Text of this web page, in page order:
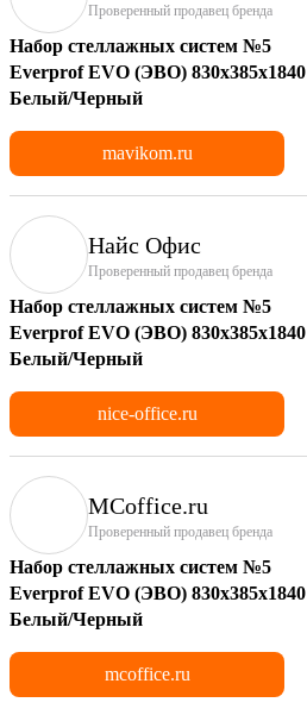
Проверенный продавец бренда
Набор стеллажных систем №5
Everprof EVO (ЭВО) 830x385x1840
Белый/Черный
mavikom.ru
Найс Офис
Проверенный продавец бренда
Набор стеллажных систем №5
Everprof EVO (ЭВО) 830x385x1840
Белый/Черный
nice-office.ru
MCoffice.ru
Проверенный продавец бренда
Набор стеллажных систем №5
Everprof EVO (ЭВО) 830x385x1840
Белый/Черный
mcoffice.ru